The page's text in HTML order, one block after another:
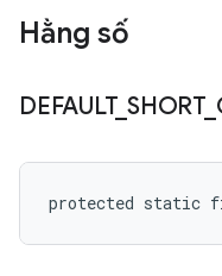
Hằng số
DEFAULT_ SHORT_
protected static final